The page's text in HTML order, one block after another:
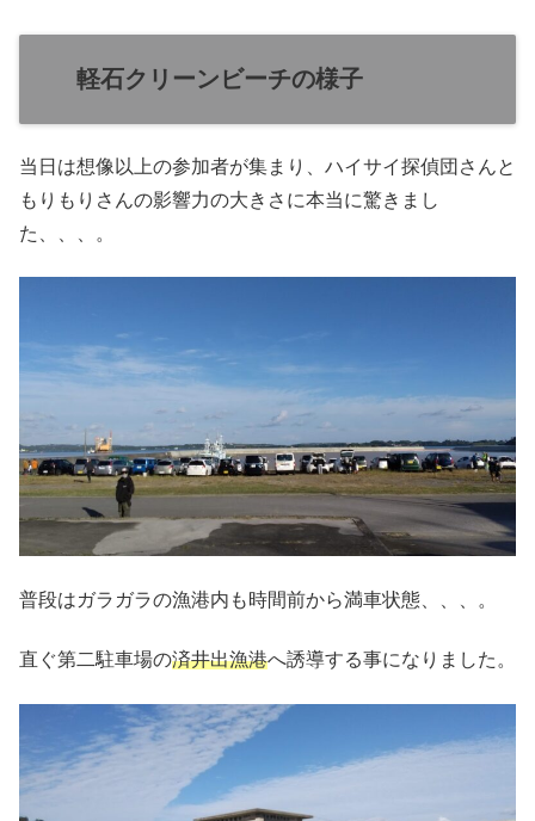
軽石クリーンビーチの様子
当日は想像以上の参加者が集まり、ハイサイ探偵団さんと
もりもりさんの影響力の大きさに本当に驚きまし
た、、、。
普段はガラガラの漁港内も時間前から満車状態、、、。
直ぐ第二駐車場の済井出漁港へ誘導する事になりました。